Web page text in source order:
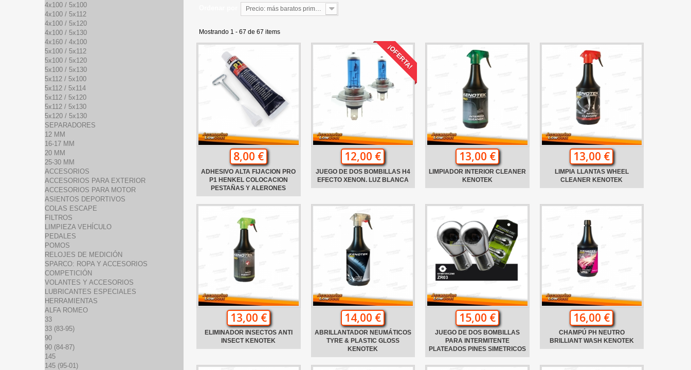
4x100 / 5x100
4x100 / 5x112
4x100 / 5x120
4x100 / 5x130
4x160 / 4x100
5x100 / 5x112
5x100 / 5x120
5x100 / 5x130
5x112 / 5x100
5x112 / 5x114
5x112 / 5x120
5x112 / 5x130
5x120 / 5x130
SEPARADORES
12 MM
16-17 MM
20 MM
25-30 MM
ACCESORIOS
ACCESORIOS PARA EXTERIOR
ACCESORIOS PARA MOTOR
ASIENTOS DEPORTIVOS
COLAS ESCAPE
FILTROS
LIMPIEZA VEHÍCULO
PEDALES
POMOS
RELOJES DE MEDICIÓN
SPARCO: ROPA Y ACCESORIOS
COMPETICIÓN
VOLANTES Y ACCESORIOS
LUBRICANTES ESPECIALES
HERRAMIENTAS
ALFA ROMEO
33
33 (83-95)
90
90 (84-87)
145
145 (95-01)
Precio: más baratos primero
Mostrando 1 - 67 de 67 items
8,00 €
ADHESIVO ALTA FIJACION PRO
P1 HENKEL COLOCACION
PESTAÑAS Y ALERONES
¡OFERTA!
12,00 €
JUEGO DE DOS BOMBILLAS H4
EFECTO XENON. LUZ BLANCA
13,00 €
LIMPIADOR INTERIOR CLEANER
KENOTEK
13,00 €
LIMPIA LLANTAS WHEEL
CLEANER KENOTEK
13,00 €
ELIMINADOR INSECTOS ANTI
INSECT KENOTEK
14,00 €
ABRILLANTADOR NEUMÁTICOS
TYRE & PLASTIC GLOSS
KENOTEK
15,00 €
JUEGO DE DOS BOMBILLAS
PARA INTERMITENTE
PLATEADOS PINES SIMETRICOS
16,00 €
CHAMPÚ PH NEUTRO
BRILLIANT WASH KENOTEK